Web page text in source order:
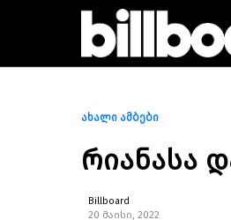
ახალი ამბები
რიანასა
Billboard
20 მაისი, 2022